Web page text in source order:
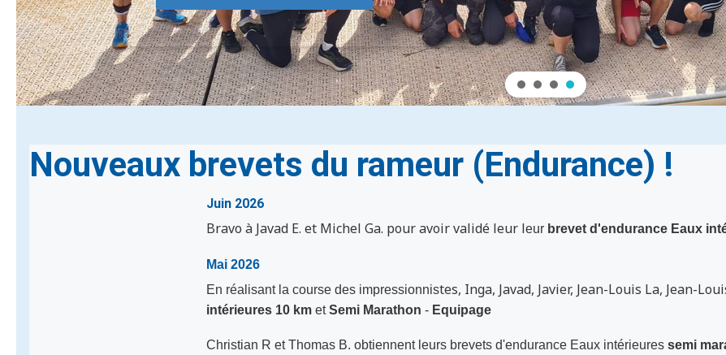
Nouveaux brevets du rameur (Endurance) !
Juin 2026
Bravo à Javad E. et Michel Ga. pour avoir validé leur leur brevet d'endurance Eaux
Mai 2026
En réalisant la course des impressionnistes, Inga, Javad, Javier, Jean-Louis La, Jean-
intérieures 10 km etSemi Marathon - Equipage
Christian R et Thomas B. obtiennent leurs brevets d'endurance Eaux intérieures semi